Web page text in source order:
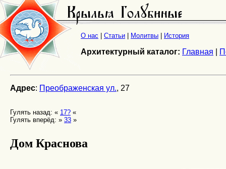
О нас Статьи Молитвы История
Архитектурный каталог: Главная
Адрес: Преображенская ул., 27
Гулять назад: « 17? «
Гулять вперёд: » 33 »
Дом Краснова